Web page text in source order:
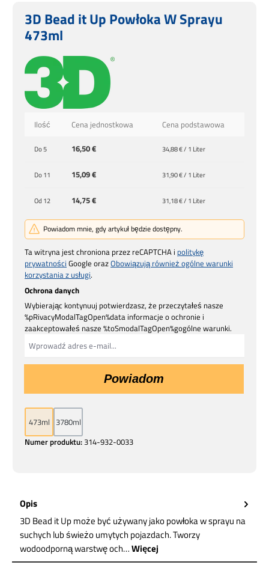
3D Bead it Up Powłoka W Sprayu
473ml
Ilość Cena jednostkowa Cena podstawowa
Do5 16,50 € 34,88 € / 1 Liter
Do11 15,09 € 31,90 € / 1 Liter
Od 12 14,75 € 31,18 € / 1 Liter
Numer produktu:314-932-0033
Powiadom mnie, gdy artykuł będzie dostępny.
Ta witryna jest chroniona przez reCAPTCHA i politykę
prywatności Google orazObowiązują również ogólne warunki
korzystania z usługi.
Ochrona danych
Wybierając kontynuuj potwierdzasz, że przeczytałeś nasze
%pRivacyModalTagOpen%data informacje o ochronie i
zaakceptowałeś nasze %toSmodalTagOpen%gogólne warunki.
Powiadom
473ml 3780ml
Opis
3D Bead it Up może być używany jako powłoka w sprayu na
suchych lub świeżo umytych pojazdach. Tworzy
wodoodporną warstwę och…Więcej